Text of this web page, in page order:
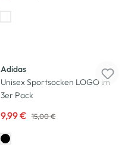
Adidas
Unisex Sportsocken LOGO im
3er Pack
9,99 € 15,00 €